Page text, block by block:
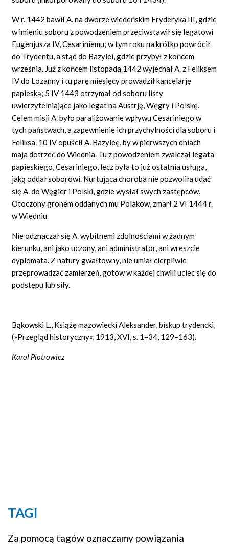
W r. 1442 bawił A. na dworze wiedeńskim Fryderyka III, gdzie
w imieniu soboru z powodzeniem przeciwstawił się legatowi
Eugenjusza IV, Cesariniemu; w tym roku na krótko powrócił
do Trydentu, a stąd do Bazylei, gdzie przybył z końcem
września. Już z końcem listopada 1442 wyjechał A. z Feliksem
IV do Lozanny i tu parę miesięcy prowadził kancelarję
papieską; 5 IV 1443 otrzymał od soboru listy
uwierzytelniające jako legat na Austrję, Węgry i Polskę.
Celem misji A. było paraliżowanie wpływu Cesariniego w
tych państwach, a zapewnienie ich przychylności dla soboru i
Feliksa. 10 IV opuścił A. Bazyleę, by w pierwszych dniach
maja dotrzeć do Wiednia. Tu z powodzeniem zwalczał legata
papieskiego, Cesariniego, lecz była to już ostatnia usługa,
jaką oddał soborowi. Nurtująca choroba nie pozwoliła udać
się A. do Węgier i Polski, gdzie wysłał swych zastępców.
Otoczony gronem oddanych mu Polaków, zmarł 2 VI 1444 r.
w Wiedniu.
Nie odznaczał się A. wybitnemi zdolnościami w żadnym
kierunku, ani jako uczony, ani administrator, ani wreszcie
dyplomata. Z natury gwałtowny, nie umiał cierpliwie
przeprowadzać zamierzeń, gotów w każdej chwili uciec się do
podstępu lub siły.
Bąkowski L., Książę mazowiecki Aleksander, biskup trydencki,
(»Przegląd historyczny«, 1913, XVI, s. 1–34, 129–163).
Karol Piotrowicz
TAGI
Za pomocą tagów oznaczamy powiązania